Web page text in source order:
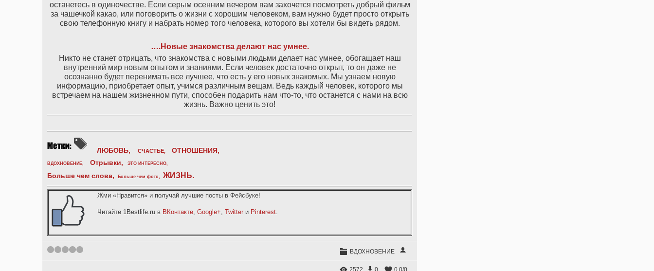
останетесь в одиночестве. Если серым осенним вечером вам захочется посмотреть добрый фильм
за чашечкой какао, или поговорить о жизни с хорошим человеком, вам нужно будет просто открыть
свою телефонную книгу и набрать номер того человека, которого вы хотели бы видеть рядом.
….Новые знакомства делают нас умнее.
Никто не станет отрицать, что знакомства с новыми людьми делает нас умнее, обогащает наш
внутренний мир новым опытом и знаниями. Если человек достаточно открыт, то он даже не
осознанно будет перенимать все лучшее, что есть у его новых знакомых. Мы узнаем новую
информацию, приобретает опыт, учимся различным вещам. Ведь каждый человек, которого мы
встречаем на нашем жизненном пути, способен подарить нам что-то, что останется с нами на всю
жизнь. Важно ценить это!
ЛЮБОВЬ, СЧАСТЬЕ, ОТНОШЕНИЯ,
ВДОХНОВЕНИЕ, Отрывки, ЭТО ИНТЕРЕСНО,
Больше чем слова, Больше чем фото, ЖИЗНЬ.
Жми «Нравится» и получай лучшие посты в Фейсбуке!
Читайте 1Bestlife.ru в ВКонтакте, Google+, Twitter и Pinterest.
1 2 3 4 ВДОХНОВЕНИЕ
2572 0 0.0/0